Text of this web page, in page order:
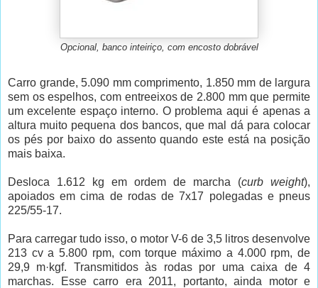
Opcional, banco inteiriço, com encosto dobrável
Carro grande, 5.090 mm comprimento, 1.850 mm de largura
sem os espelhos, com entreeixos de 2.800 mm que permite
um excelente espaço interno. O problema aqui é apenas a
altura muito pequena dos bancos, que mal dá para colocar
os pés por baixo do assento quando este está na posição
mais baixa.
Desloca 1.612 kg em ordem de marcha (curb weight),
apoiados em cima de rodas de 7x17 polegadas e pneus
225/55-17.
Para carregar tudo isso, o motor V-6 de 3,5 litros desenvolve
213 cv a 5.800 rpm, com torque máximo a 4.000 rpm, de
29,9 m·kgf. Transmitidos às rodas por uma caixa de 4
marchas. Esse carro era 2011, portanto, ainda motor e